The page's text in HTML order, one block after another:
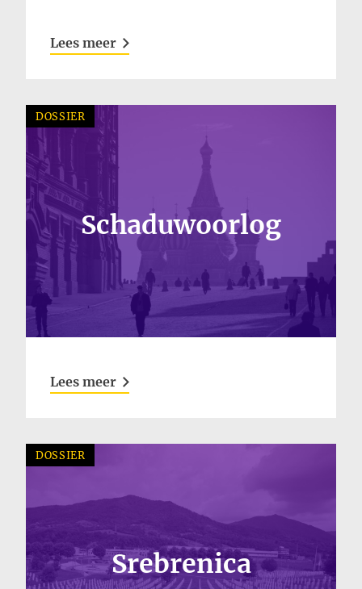
Lees meer
DOSSIER
Schaduwoorlog
Lees meer
DOSSIER
Srebrenica